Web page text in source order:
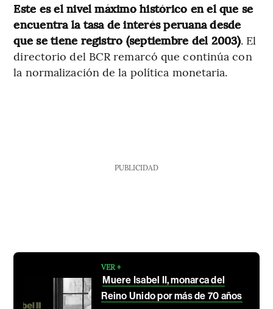
Este es el nivel máximo histórico en el que se
encuentra la tasa de interés peruana desde
que se tiene registro (septiembre del 2003). El
directorio del BCR remarcó que continúa con
la normalización de la política monetaria.
PUBLICIDAD
VER +
Muere Isabel II, monarca del
Reino Unido por más de 70 años